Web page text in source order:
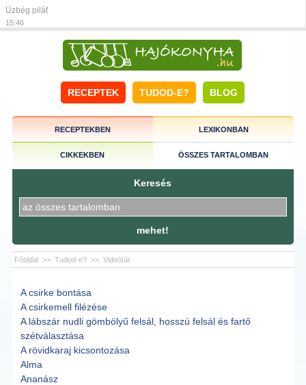
Üzbég piláf
15:46
RECEPTEK TUDOD-E? BLOG
RECEPTEKBEN LEXIKONBAN
CIKKEKBEN ÖSSZES TARTALOMBAN
Keresés
mehet!
Főoldal >> Tudod-e? >> Videótár
A csirke bontása
A csirkemell filézése
A lábszár nudli gömbölyű felsál, hosszú felsál és fartő
szétválasztása
A rövidkaraj kicsontozása
Alma
Ananász